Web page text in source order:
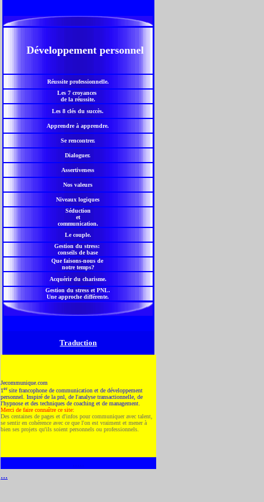
Développement personnel
Réussite professionnelle.
Les 7 croyances
de la réussite.
Les 8 clés du succès.
Apprendre à apprendre.
Se rencontrer.
Dialoguer.
Assertiveness
Nos valeurs
Niveaux logiques
Séduction
et
communication.
Le couple.
Gestion du stress:
conseils de base
Que faisons-nous de
notre temps?
Acquérir du charisme.
Gestion du stress et PNL.
Une approche différente.
Traduction
Jecommunique.com
1er site francophone de communication et de développement
personnel. Inspiré de la pnl, de l'analyse transactionnelle, de
l'hypnose et des techniques de coaching et de management.
Merci de faire connaître ce site:
Des centaines de pages et d'infos pour communiquer avec talent,
se sentir en cohérence avec ce que l'on est vraiment et mener à
bien ses projets qu'ils soient personnels ou professionnels.
...